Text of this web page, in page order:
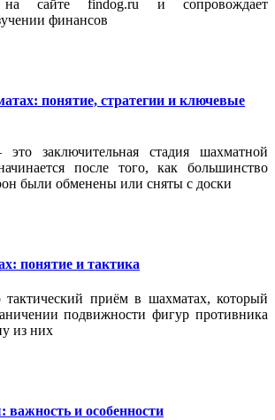
сайте findog.ru и сопровождает
финансов
понятие, стратегии и ключевые
заключительная стадия шахматной
после того, как большинство
были обменены или сняты с доски
понятие и тактика
приём в шахматах, который
подвижности фигур противника
из них
и особенности